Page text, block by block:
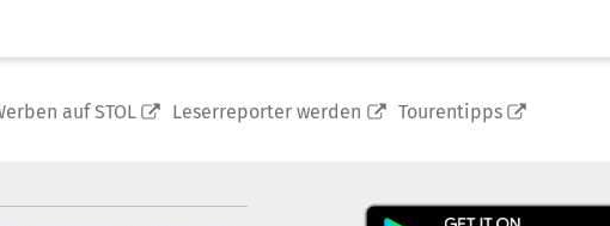
auf STOL Leserreporter werden Tourentipps